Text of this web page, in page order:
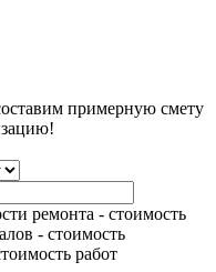
примерную смету
ремонта - стоимость
- стоимость
работ